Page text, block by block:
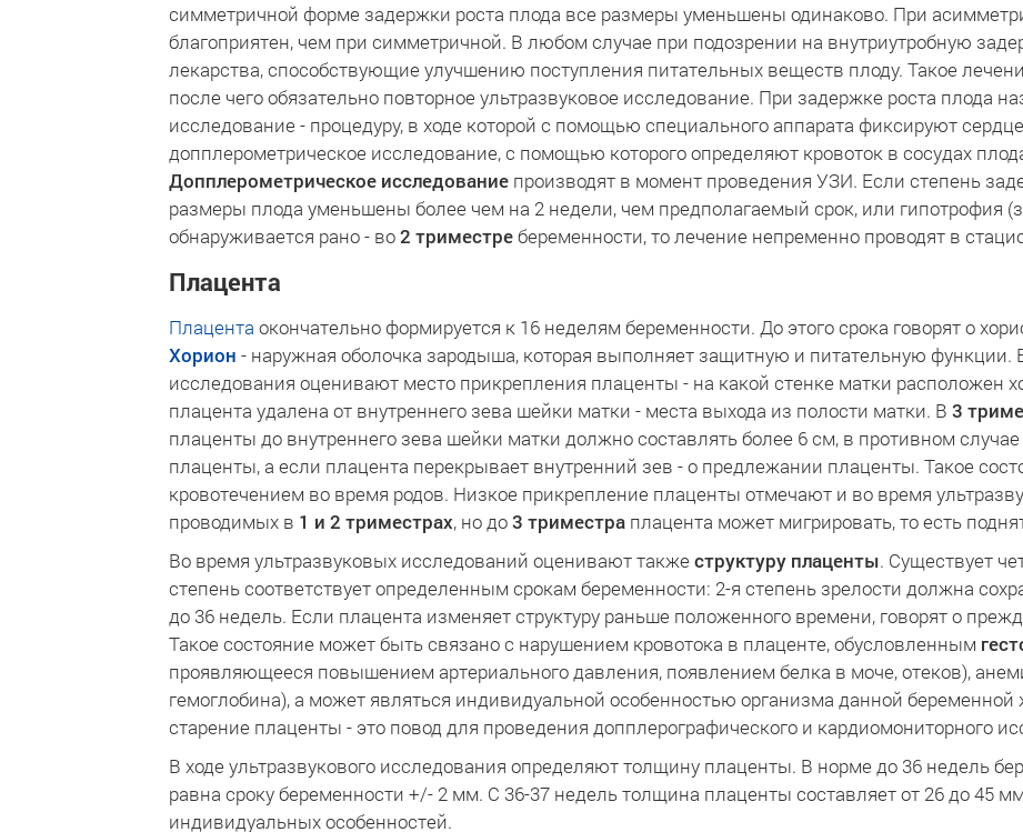
симметричной форме задержки роста плода все размеры уменьшены одинаково. При
благоприятен, чем при симметричной. В любом случае при подозрении на внутриутробную
лекарства, способствующие улучшению поступления питательных веществ плоду. Такое
после чего обязательно повторное ультразвуковое исследование. При задержке роста плода
исследование - процедуру, в ходе которой с помощью специального аппарата фиксируют
допплерометрическое исследование, с помощью которого определяют кровоток в сосудах
Допплерометрическое исследование производят в момент проведения УЗИ. Если степень
размеры плода уменьшены более чем на 2 недели, чем предполагаемый срок, или гипотрофия
обнаруживается рано - во2 триместребеременности, то лечение непременно проводят в
Плацента
Плацента окончательно формируется к 16 неделям беременности. До этого срока говорят о
Хорион - наружная оболочка зародыша, которая выполняет защитную и питательную функции.
исследования оценивают место прикрепления плаценты - на какой стенке матки расположен
плацента удалена от внутреннего зева шейки матки - места выхода из полости матки. В 3
плаценты до внутреннего зева шейки матки должно составлять более 6 см, в противном
плаценты, а если плацента перекрывает внутренний зев - о предлежании плаценты. Такое
кровотечением во время родов. Низкое прикрепление плаценты отмечают и во время
проводимых в 1 и 2 триместрах, но до3 триместра плацента может мигрировать, то есть
Во время ультразвуковых исследований оценивают также структуру плаценты. Существует
степень соответствует определенным срокам беременности: 2-я степень зрелости должна
до 36 недель. Если плацента изменяет структуру раньше положенного времени, говорят о
Такое состояние может быть связано с нарушением кровотока в плаценте, обусловленным
проявляющееся повышением артериального давления, появлением белка в моче, отеков),
гемоглобина), а может являться индивидуальной особенностью организма данной
старение плаценты - это повод для проведения допплерографического и кардиомониторного
В ходе ультразвукового исследования определяют толщину плаценты. В норме до 36 недель
равна сроку беременности +/- 2 мм. С 36-37 недель толщина плаценты составляет от 26 до 45
индивидуальных особенностей.